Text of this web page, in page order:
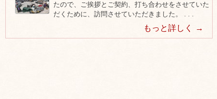
たので、ご挨拶とご契約、打ち合わせをさせていた
だくために、訪問させていただきました。 . . .
もっと詳しく →